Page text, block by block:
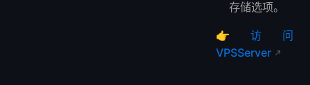
存储选项。
👉 访问
VPSServer